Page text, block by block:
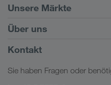
Straßentransporte
Kundenportal CONNECT
Digitale Lösungen
Branchenlösungen
Unsere Märkte
Europa
Kaukasus
Zentralasien
Über uns
Firmeninformation
Soziale Verantwortung
Kontakt
Sie haben Fragen oder